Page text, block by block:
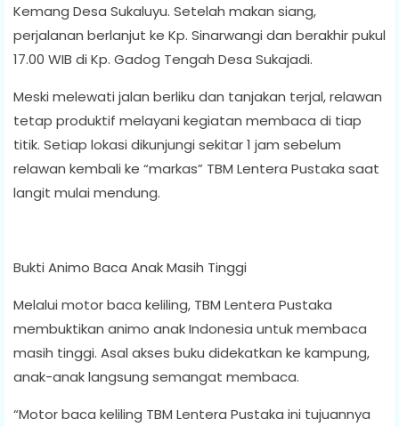
Kemang Desa Sukaluyu. Setelah makan siang,
perjalanan berlanjut ke Kp. Sinarwangi dan berakhir pukul
17.00 WIB di Kp. Gadog Tengah Desa Sukajadi.
Meski melewati jalan berliku dan tanjakan terjal, relawan
tetap produktif melayani kegiatan membaca di tiap
titik. Setiap lokasi dikunjungi sekitar 1 jam sebelum
relawan kembali ke “markas” TBM Lentera Pustaka saat
langit mulai mendung.
Bukti Animo Baca Anak Masih Tinggi
Melalui motor baca keliling, TBM Lentera Pustaka
membuktikan animo anak Indonesia untuk membaca
masih tinggi. Asal akses buku didekatkan ke kampung,
anak-anak langsung semangat membaca.
“Motor baca keliling TBM Lentera Pustaka ini tujuannya